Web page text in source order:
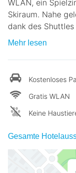
WLAN, ein
Skiraum. Nahe
dank des
Mehr lesen
Kostenloses
Gratis WLAN
Keine
Gesamte